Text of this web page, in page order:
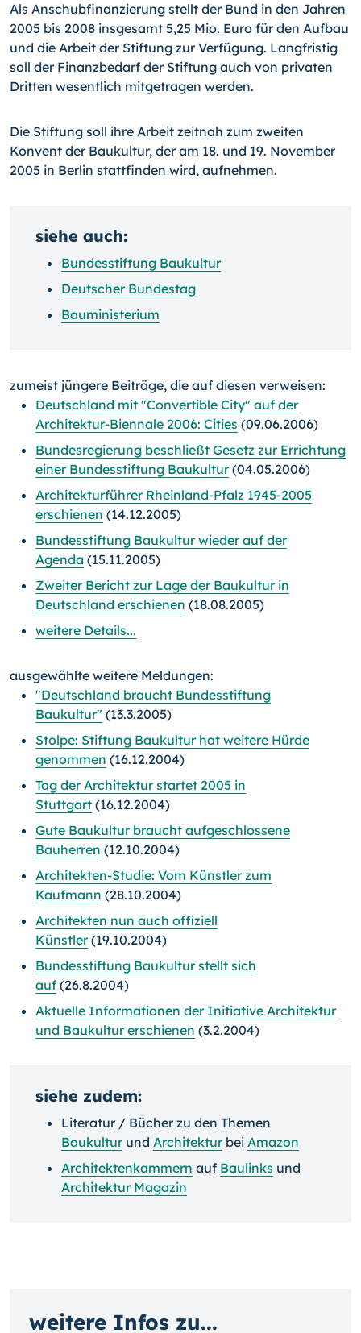
Als Anschubfinanzierung stellt der Bund in den Jahren
2005 bis 2008 insgesamt 5,25 Mio. Euro für den Aufbau
und die Arbeit der Stiftung zur Verfügung. Langfristig
soll der Finanzbedarf der Stiftung auch von privaten
Dritten wesentlich mitgetragen werden.
Die Stiftung soll ihre Arbeit zeitnah zum zweiten
Konvent der Baukultur, der am 18. und 19. November
2005 in Berlin stattfinden wird, aufnehmen.
siehe auch:
Bundesstiftung Baukultur
Deutscher Bundestag
Bauministerium
zumeist jüngere Beiträge, die auf diesen verweisen:
Deutschland mit "Convertible City" auf der
Architektur-Biennale 2006: Cities (09.06.2006)
Bundesregierung beschließt Gesetz zur Errichtung
einer Bundesstiftung Baukultur(04.05.2006)
Architekturführer Rheinland-Pfalz 1945-2005
erschienen (14.12.2005)
Bundesstiftung Baukultur wieder auf der
Agenda (15.11.2005)
Zweiter Bericht zur Lage der Baukultur in
Deutschland erschienen (18.08.2005)
weitere Details...
ausgewählte weitere Meldungen:
"Deutschland braucht Bundesstiftung
Baukultur" (13.3.2005)
Stolpe: Stiftung Baukultur hat weitere Hürde
genommen (16.12.2004)
Tag der Architektur startet 2005 in
Stuttgart (16.12.2004)
Gute Baukultur braucht aufgeschlossene
Bauherren (12.10.2004)
Architekten-Studie: Vom Künstler zum
Kaufmann (28.10.2004)
Architekten nun auch offiziell
Künstler(19.10.2004)
Bundesstiftung Baukultur stellt sich
auf (26.8.2004)
Aktuelle Informationen der Initiative Architektur
und Baukultur erschienen (3.2.2004)
siehe zudem:
Literatur / Bücher zu den Themen
Baukulturund Architekturbei Amazon
Architektenkammern auf Baulinks und
Architektur Magazin
weitere Infos zu...